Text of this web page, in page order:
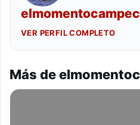
VER PERFIL COMPLETO
Más de